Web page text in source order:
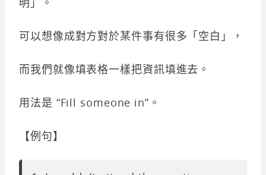
可以想像成對方對於某件事有很多「空白」，
而我們就像填表格一樣把資訊填進去。
用法是 “Fill someone in”。
【例句】